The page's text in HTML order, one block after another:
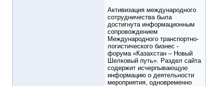
Активизация международного
сотрудничества была
достигнута информационным
сопровождением
Международного транспортно-
логистического бизнес -
форума «Казахстан – Новый
Шелковый путь». Раздел сайта
содержит исчерпывающую
информацию о деятельности
мероприятия, одновременно